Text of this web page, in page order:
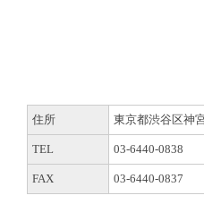
住所 東京都渋谷区神
TEL 03-6440-0838
FAX 03-6440-0837